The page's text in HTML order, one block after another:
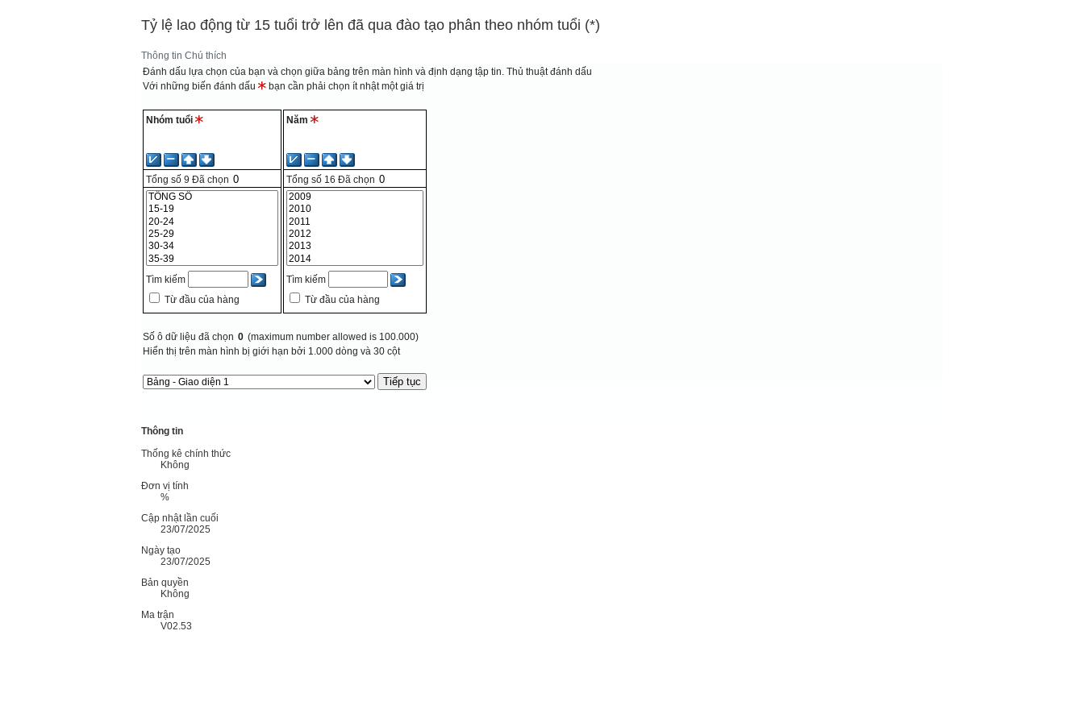
Tỷ lệ lao động từ 15 tuổi trở lên đã qua đào tạo phân theo nhóm tuổi (*)
Thông tin Chú thích
Đánh dấu lựa chọn của bạn và chọn giữa bảng trên màn hình và định dạng tập tin.Thủ thuật đánh dấu
Với những biến đánh dấu
bạn cần phải chọn ít nhật một giá trị
Nhóm tuổi
Tổng số 9 Đã chọn
Tìm kiếm
Từ đầu của hàng
Năm
Tổng số 16 Đã chọn
Tìm kiếm
Từ đầu của hàng
Số ô dữ liệu đã chọn 0 (maximum number allowed is 100.000)
Hiển thị trên màn hình bị giới hạn bởi 1.000 dòng và 30 cột
Thông tin
Thống kê chính thức
Không
Đơn vị tính
%
Cập nhật lần cuối
23/07/2025
Ngày tạo
23/07/2025
Bản quyền
Không
Ma trận
V02.53